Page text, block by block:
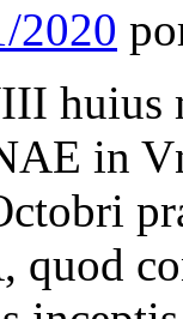
2020
huius
in